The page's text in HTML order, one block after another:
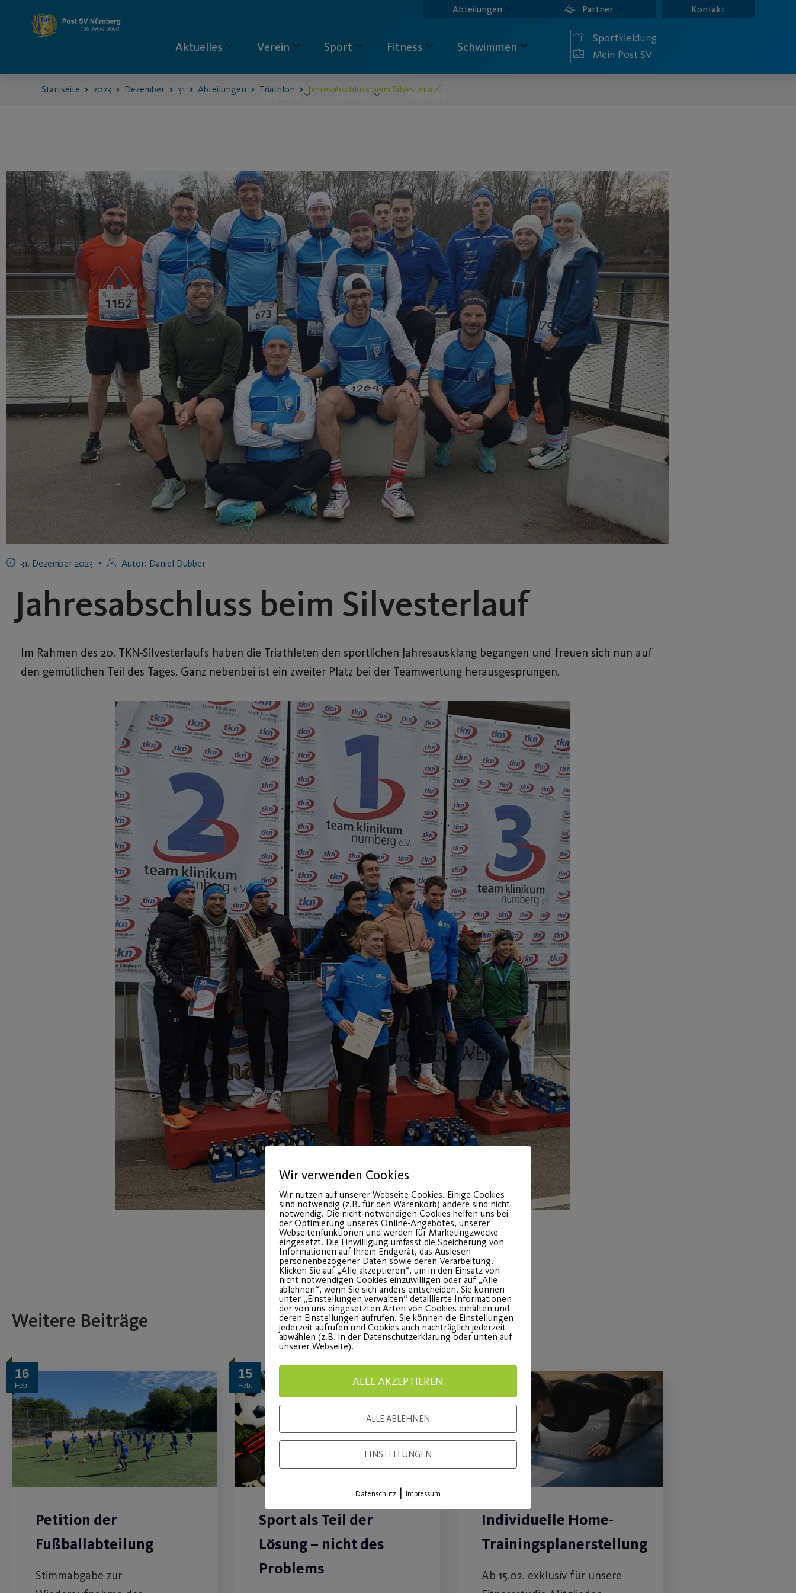
Abteilungen Partner Kontakt
Aktuelles Verein Sport Fitness Schwimmen
Specials Service Kontakt
Sportkleidung
Mein Post SV
Startseite 2023 Dezember 31 Abteilungen Triathlon Jahresabschluss beim Silvesterlauf
31. Dezember 2023 Autor: Daniel Dubber
Jahresabschluss beim Silvesterlauf
Im Rahmen des 20. TKN-Silvesterlaufs haben die Triathleten den sportlichen Jahresausklang begangen und freuen sich nun auf
den gemütlichen Teil des Tages. Ganz nebenbei ist ein zweiter Platz bei der Teamwertung herausgesprungen.
Weitere Beiträge
16
Feb.
Petition der
Fußballabteilung
Stimmabgabe zur
15
Feb.
Sport als Teil der
Lösung – nicht des
Problems
Individuelle Home-
Trainingsplanerstellung
Ab 15.02. exklusiv für unsere
Wir verwenden Cookies
Wir nutzen auf unserer Webseite Cookies. Einige Cookies
sind notwendig (z.B. für den Warenkorb) andere sind nicht
notwendig. Die nicht-notwendigen Cookies helfen uns bei
der Optimierung unseres Online-Angebotes, unserer
Webseitenfunktionen und werden für Marketingzwecke
eingesetzt. Die Einwilligung umfasst die Speicherung von
Informationen auf Ihrem Endgerät, das Auslesen
personenbezogener Daten sowie deren Verarbeitung.
Klicken Sie auf „Alle akzeptieren“, um in den Einsatz von
nicht notwendigen Cookies einzuwilligen oder auf „Alle
ablehnen“, wenn Sie sich anders entscheiden. Sie können
unter „Einstellungen verwalten“ detaillierte Informationen
der von uns eingesetzten Arten von Cookies erhalten und
deren Einstellungen aufrufen. Sie können die Einstellungen
jederzeit aufrufen und Cookies auch nachträglich jederzeit
abwählen (z.B. in der Datenschutzerklärung oder unten auf
unserer Webseite).
ALLE AKZEPTIEREN
ALLE ABLEHNEN
EINSTELLUNGEN
Datenschutz | Impressum